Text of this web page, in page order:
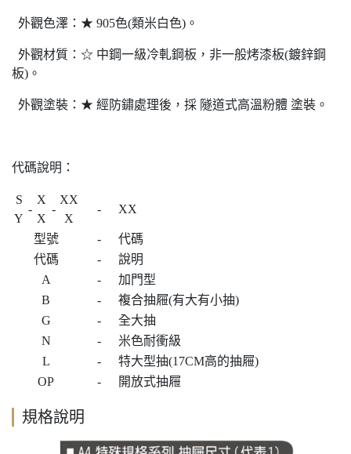
外觀色澤：★ 905色(類米白色)。
外觀材質：☆ 中鋼一級冷軋鋼板，非一般烤漆板(鍍鋅鋼
板)。
外觀塗裝：★ 經防鏽處理後，採 隧道式高溫粉體 塗裝。
代碼說明：
S
Y
-
X
X
-
XX
X
- XX
型號 -
代碼
代碼
-
說明
A
-
加門型
B
-
複合抽屜(有大有小抽)
G
-
全大抽
N
-
米色耐衝級
L
-
特大型抽(17CM高的抽屜)
OP
- 開放式抽屜
規格說明